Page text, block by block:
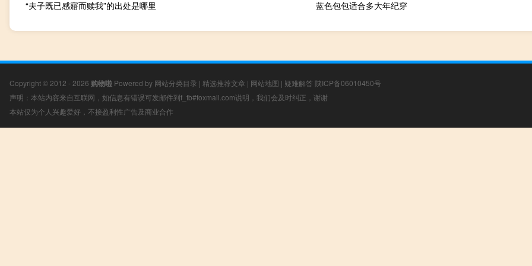
“夫子既已感寤而赎我”的出处是哪里 蓝色包包适合多大年纪穿
Copyright © 2012 - 2026 购物啦 Powered by 网站分类目录 | 精选推荐文章 | 网站地图 | 疑难解答 陕ICP备06010450号
声明：本站内容来自互联网，如信息有错误可发邮件到f_fb#foxmail.com说明，我们会及时纠正，谢谢
本站仅为个人兴趣爱好，不接盈利性广告及商业合作